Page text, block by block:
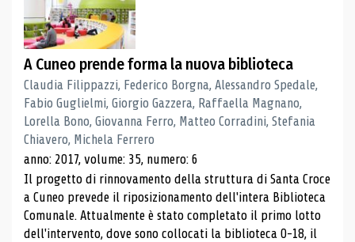
A Cuneo prende forma la nuova biblioteca
Claudia Filippazzi, Federico Borgna, Alessandro Spedale,
Fabio Guglielmi, Giorgio Gazzera, Raffaella Magnano,
Lorella Bono, Giovanna Ferro, Matteo Corradini, Stefania
Chiavero, Michela Ferrero
anno: 2017, volume: 35, numero: 6
Il progetto di rinnovamento della struttura di Santa Croce
a Cuneo prevede il riposizionamento dell'intera Biblioteca
Comunale. Attualmente è stato completato il primo lotto
dell'intervento, dove sono collocati la biblioteca 0-18, il